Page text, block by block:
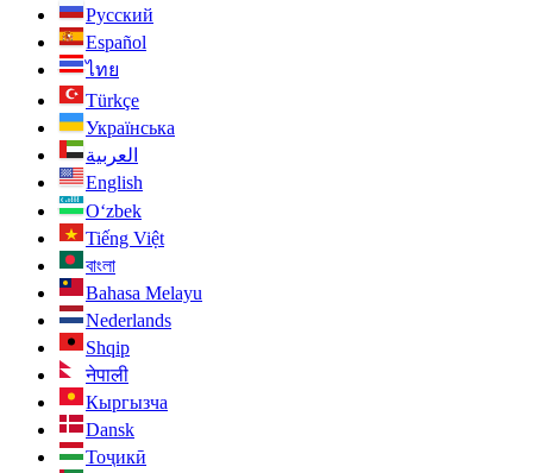
Русский
Español
ไทย
Türkçe
Українська
العربية
English
O‘zbek
Tiếng Việt
বাংলা
Bahasa Melayu
Nederlands
Shqip
नेपाली
Кыргызча
Dansk
Тоҷикӣ